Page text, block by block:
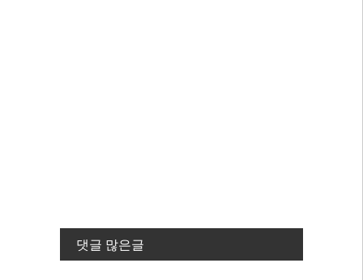
댓글 많은글